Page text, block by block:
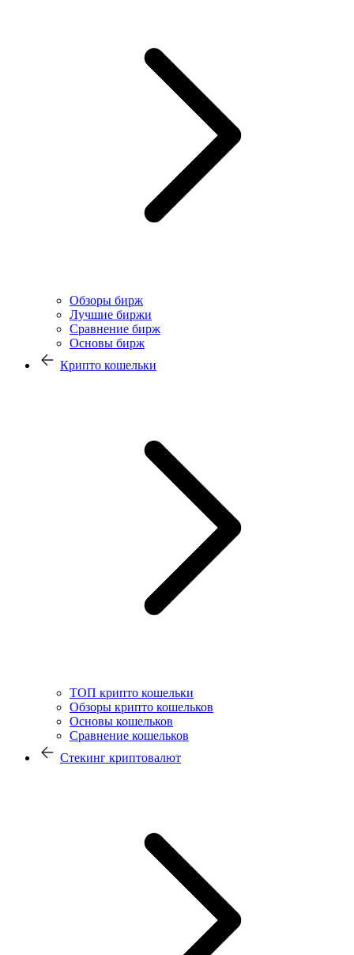
Обзоры бирж
Лучшие биржи
Сравнение бирж
Основы бирж
Крипто кошельки
ТОП крипто кошельки
Обзоры крипто кошельков
Основы кошельков
Сравнение кошельков
Стекинг криптовалют